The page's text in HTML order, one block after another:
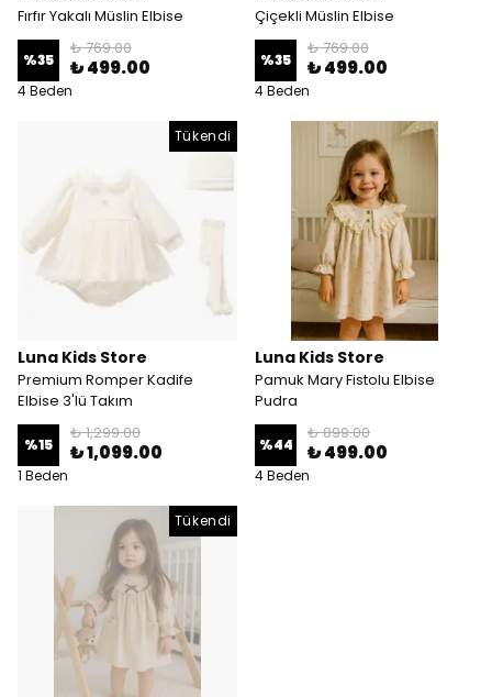
Fırfır Yakalı Müslin Elbise
%35
₺ 769.00
₺ 499.00
4 Beden
Çiçekli Müslin Elbise
%35
₺ 769.00
₺ 499.00
4 Beden
Tükendi
Luna Kids Store
Premium Romper Kadife
Elbise 3'lü Takım
%15
₺ 1,299.00
₺ 1,099.00
1 Beden
Luna Kids Store
Pamuk Mary Fistolu Elbise
Pudra
%44
₺ 899.00
₺ 499.00
4 Beden
Tükendi